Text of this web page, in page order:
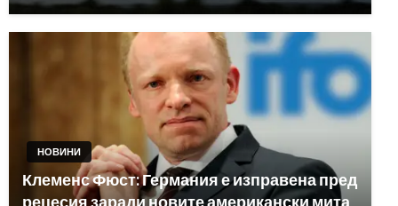
НОВИНИ
Клеменс Фюст: Германия е изправена пред
рецесия заради новите американски мита